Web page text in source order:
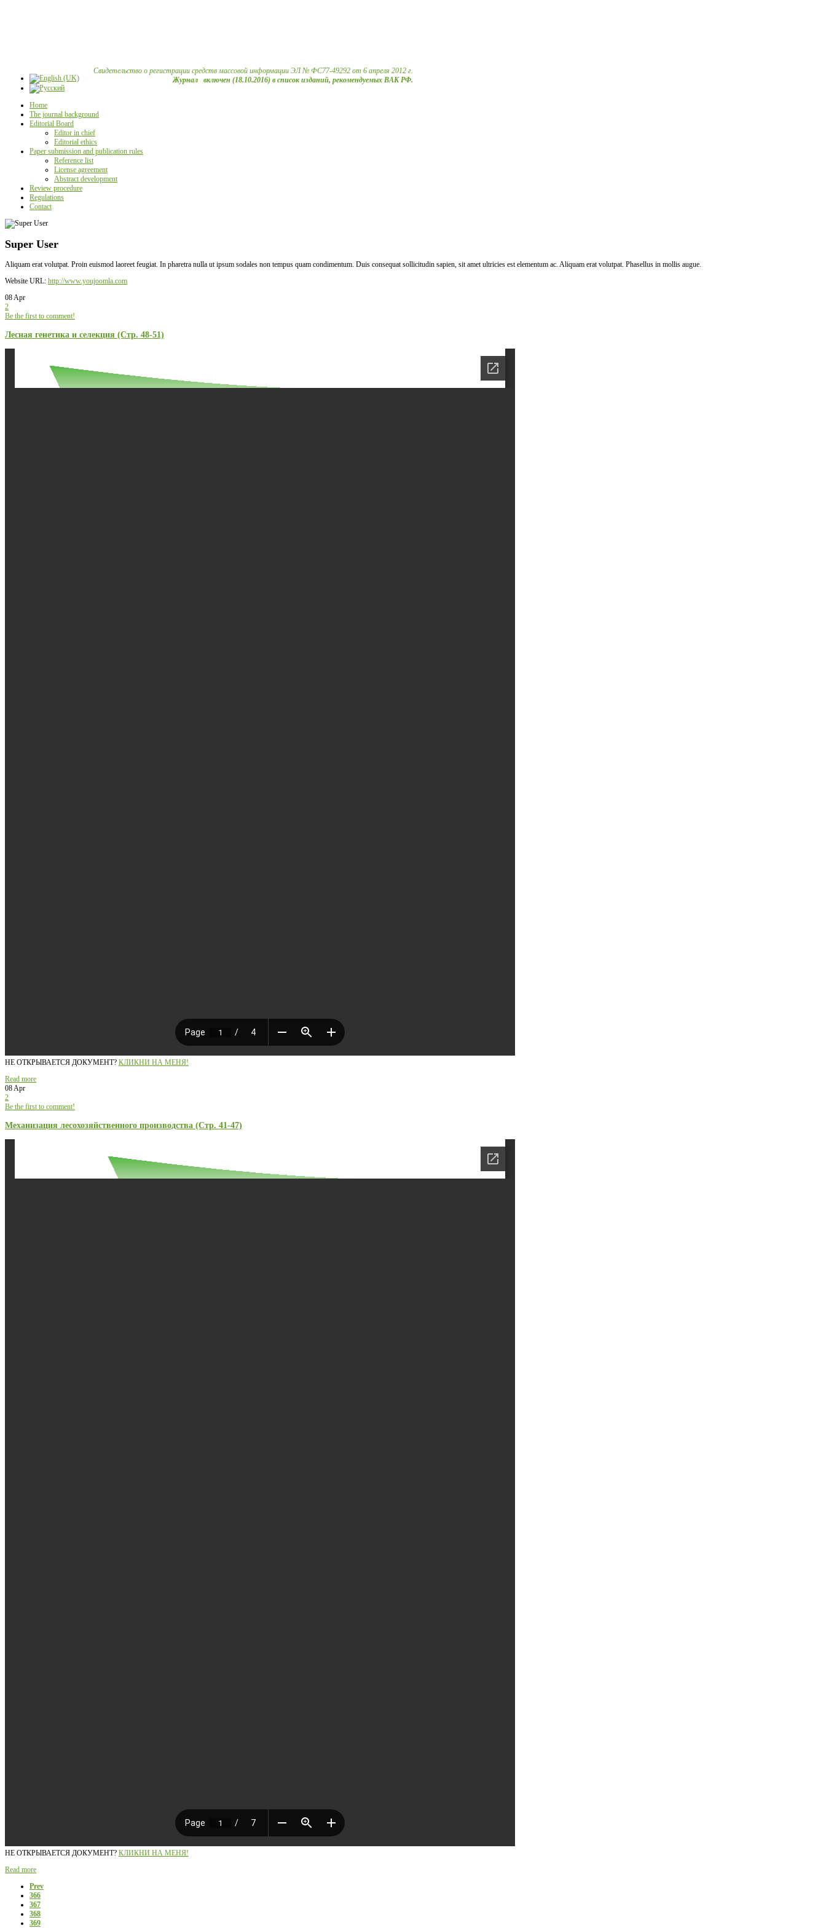
Свидетельство о регистрации средств массовой информации ЭЛ № ФС77-49292 от 6 апреля 2012 г.
Журнал включен (18.10.2016) в список изданий, рекомендуемых ВАК РФ.
Home
The journal background
Editorial Board
Editor in chief
Editorial ethics
Paper submission and publication rules
Reference list
License agreement
Abstract development
Review procedure
Regulations
Contact
Super User
Aliquam erat volutpat. Proin euismod laoreet feugiat. In pharetra nulla ut ipsum sodales non tempus quam condimentum. Duis consequat sollicitudin sapien, sit amet ultricies est elementum ac. Aliquam erat volutpat. Phasellus in mollis augue.
Website URL: http://www.youjoomla.com
08 Apr
2
Be the first to comment!
Лесная генетика и селекция (Стр. 48-51)
НЕ ОТКРЫВАЕТСЯ ДОКУМЕНТ? КЛИКНИ НА МЕНЯ!
Read more
08 Apr
2
Be the first to comment!
Механизация лесохозяйственного производства (Стр. 41-47)
НЕ ОТКРЫВАЕТСЯ ДОКУМЕНТ? КЛИКНИ НА МЕНЯ!
Read more
Prev
366
367
368
369